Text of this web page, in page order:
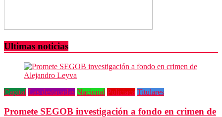
Ultimas noticias
Capital Las destacadas Nacional Policiaca Titulares
Promete SEGOB investigación a fondo en crimen de